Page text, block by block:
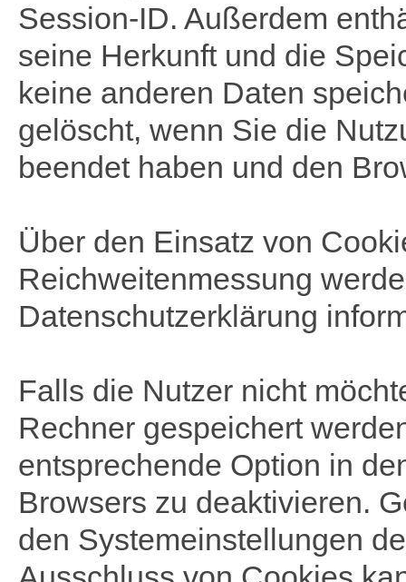
Session-ID. Außerdem
seine Herkunft und die
keine anderen Daten
gelöscht, wenn Sie die
beendet haben und den
Über den Einsatz von
Reichweitenmessung
Datenschutzerklärung
Falls die Nutzer nicht
Rechner gespeichert
entsprechende Option in
Browsers zu deaktivieren.
den Systemeinstellungen